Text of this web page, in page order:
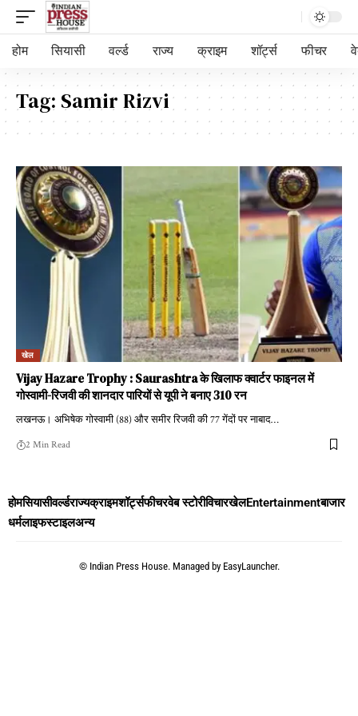
होम सियासी वर्ल्ड राज्य क्राइम शॉर्ट्स फीचर
Tag: Samir Rizvi
खेल
Vijay Hazare Trophy : Saurashtra के खिलाफ क्वार्टर फाइनल में
गोस्वामी-रिजवी की शानदार पारियों से यूपी ने बनाए 310 रन
लखनऊ। अभिषेक गोस्वामी (88) और समीर रिजवी की 77 गेंदों पर नाबाद…
2 Min Read
होमसियासीवर्ल्डराज्यक्राइमशॉर्ट्सफीचरवेब स्टोरीविचारखेलEntertainmentबाजार
धर्मलाइफस्टाइलअन्य
© Indian Press House. Managed by EasyLauncher.